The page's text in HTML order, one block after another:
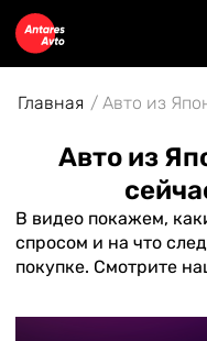
Главная Авто из
Авто из
В видео покажем,
спросом и на что
покупке. Смотрите